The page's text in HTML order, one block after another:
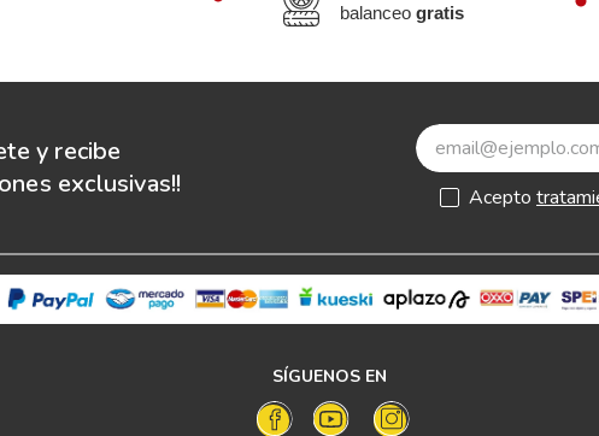
balanceogratis
y recibe
exclusivas!!
Acepto
SÍGUENOS EN